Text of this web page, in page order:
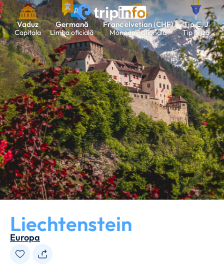
Vaduz
Capitala
Germană
Limba oficială
Franc elvețian (CHF)
Moneda națională
Tip C, J
Tip priză
Liechtenstein
Europa